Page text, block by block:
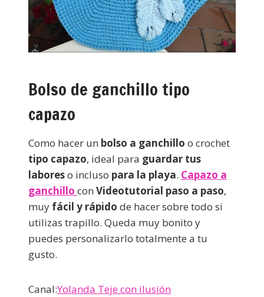
Bolso de ganchillo tipo
capazo
Como hacer un bolso a ganchillo o crochet
tipo capazo, ideal para guardar tus
laboreso incluso para la playa. Capazo a
ganchillo con Videotutorial paso a paso,
muy fácil y rápido de hacer sobre todo si
utilizas trapillo. Queda muy bonito y
puedes personalizarlo totalmente a tu
gusto.
Canal:Yolanda Teje con ilusión